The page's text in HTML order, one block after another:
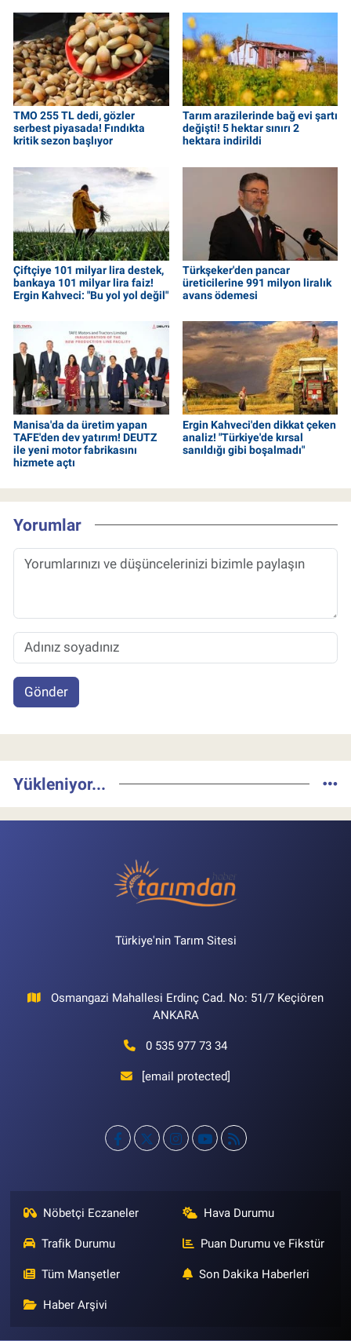
TMO 255 TL dedi, gözler
serbest piyasada! Fındıkta
kritik sezon başlıyor
Tarım arazilerinde bağ evi şartı
değişti! 5 hektar sınırı 2
hektara indirildi
Çiftçiye 101 milyar lira destek,
bankaya 101 milyar lira faiz!
Ergin Kahveci: "Bu yol yol değil"
Türkşeker'den pancar
üreticilerine 991 milyon liralık
avans ödemesi
Manisa'da da üretim yapan
TAFE'den dev yatırım! DEUTZ
ile yeni motor fabrikasını
hizmete açtı
Ergin Kahveci'den dikkat çeken
analiz! "Türkiye'de kırsal
sanıldığı gibi boşalmadı"
Yorumlar
Gönder
Yükleniyor...
Türkiye'nin Tarım Sitesi
Osmangazi Mahallesi Erdinç Cad. No: 51/7 Keçiören
ANKARA
0 535 977 73 34
[email protected]
Nöbetçi Eczaneler Hava Durumu
Trafik Durumu Puan Durumu ve Fikstür
Tüm Manşetler Son Dakika Haberleri
Haber Arşivi